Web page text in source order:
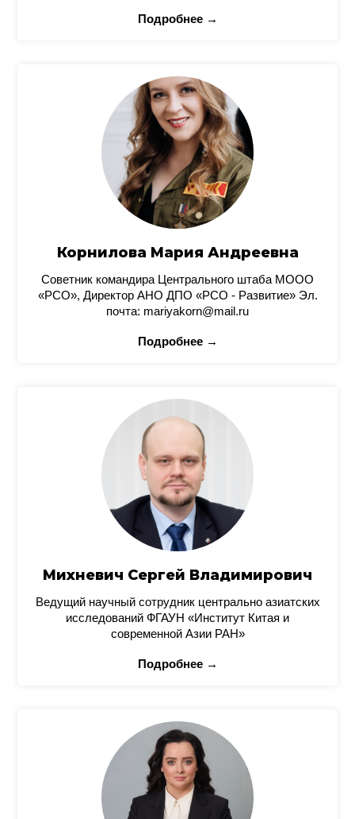
Подробнее →
Корнилова Мария Андреевна
Советник командира Центрального штаба МООО
«РСО», Директор АНО ДПО «РСО - Развитие» Эл.
почта: mariyakorn@mail.ru
Подробнее →
Михневич Сергей Владимирович
Ведущий научный сотрудник центрально азиатских
исследований ФГАУН «Институт Китая и
современной Азии РАН»
Подробнее →